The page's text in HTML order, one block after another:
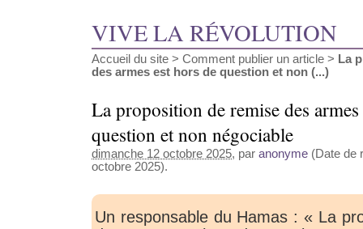
VIVE LA RÉVOLUTION
Accueil du site > Comment publier un article > La
des armes est hors de question et non (...)
La proposition de remise des
question et non négociable
dimanche 12 octobre 2025, par anonyme (Date de
octobre 2025).
Un responsable du Hamas : « La